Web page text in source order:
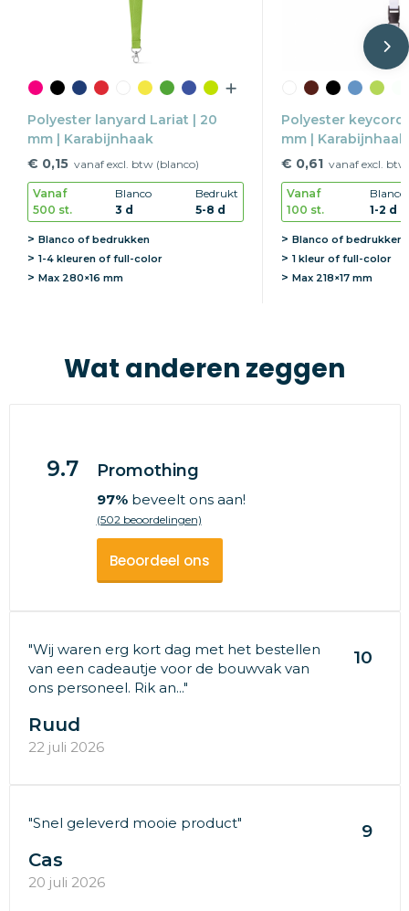
Polyester lanyard Lariat | 20
mm | Karabijnhaak
€ 0,15 vanaf excl. btw (blanco)
Vanaf
500 st.
Blanco
3 d
Bedrukt
5-8 d
Blanco of bedrukken
1-4 kleuren of full-color
Max 280×16 mm
Polyester keycord
mm |
buckle
€ 0,61 vanaf excl.
Vanaf
100 st.
Blanco
1-2 d
Blanco of bedrukken
1 kleur of full-color
Max 218×17 mm
Wat anderen zeggen
9.7 Promothing
97%beveelt ons aan!
(502 beoordelingen)
Beoordeel ons
"Wij waren erg kort dag met het bestellen
van een cadeautje voor de bouwvak van
ons personeel. Rik an..."
10
Ruud
22 juli 2026
"Snel geleverd mooie product" 9
Cas
20 juli 2026